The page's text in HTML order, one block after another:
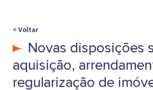
< Voltar
Novas disposições
aquisição,
regularização de